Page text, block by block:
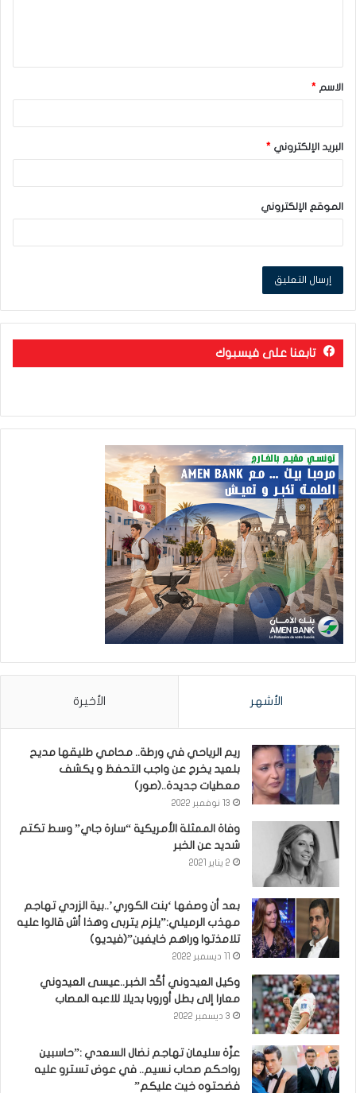
ق
*الاسم *
البريد الإلكتروني *
الموقع الإلكتروني
تابعنا على فيسبوك
الأشهر الأخيرة
ريم الرياحي في ورطة.. محامي طليقها مديح
بلعيد يخرج عن واجب التحفظ و يكشف
معطيات جديدة..(صور)
13 نوفمبر 2022
وفاة الممثلة الأمريكية “سارة جاي” وسط تكتم
شديد عن الخبر
2 يناير 2021
بعد أن وصفها ‘بنت الكوري’..بية الزردي تهاجم
مهذب الرميلي:”يلزم يتربى وهذا أش قالوا عليه
تلامذتوا وراهم خايفين”(فيديو)
وكيل العيدوني أكّد الخبر..عيسى العيدوني
معارا إلى بطل أوروبا بديلا للاعبه المصاب
3 ديسمبر 2022
عزّة سليمان تهاجم نضال السعدي :”حاسبين
رواحكم صحاب نسيم.. في عوض تسترو عليه
فضحتوه خيت عليكم”